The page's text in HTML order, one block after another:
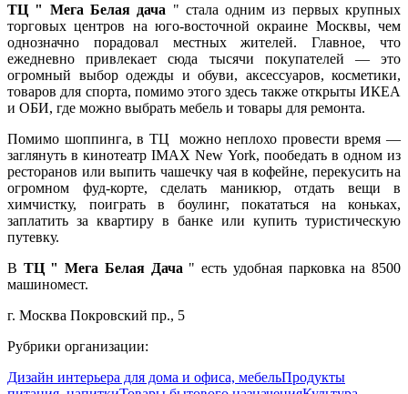
ТЦ " Мега Белая дача " стала одним из первых крупных
торговых центров на юго-восточной окраине Москвы, чем
однозначно порадовал местных жителей. Главное, что
ежедневно привлекает сюда тысячи покупателей — это
огромный выбор одежды и обуви, аксессуаров, косметики,
товаров для спорта, помимо этого здесь также открыты ИКЕА
и ОБИ, где можно выбрать мебель и товары для ремонта.
Помимо шоппинга, в ТЦ можно неплохо провести время —
заглянуть в кинотеатр IMAX New York, пообедать в одном из
ресторанов или выпить чашечку чая в кофейне, перекусить на
огромном фуд-корте, сделать маникюр, отдать вещи в
химчистку, поиграть в боулинг, покататься на коньках,
заплатить за квартиру в банке или купить туристическую
путевку.
В ТЦ " Мега Белая Дача " есть удобная парковка на 8500
машиномест.
г. Москва Покровский пр., 5
Рубрики организации:
Дизайн интерьера для дома и офиса, мебельПродукты